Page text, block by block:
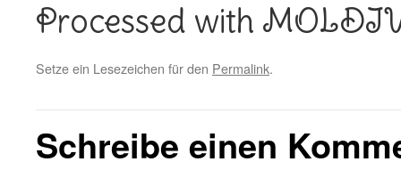
Processed with
Setze ein Lesezeichen für den Permalink.
Schreibe einen